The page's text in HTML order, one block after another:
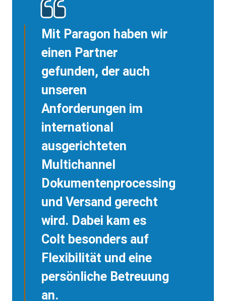
Mit Paragon haben wir
einen Partner
gefunden, der auch
unseren
Anforderungen im
international
ausgerichteten
Multichannel
Dokumentenprocessing
und Versand gerecht
wird. Dabei kam es
Colt besonders auf
Flexibilität und eine
persönliche Betreuung
an.